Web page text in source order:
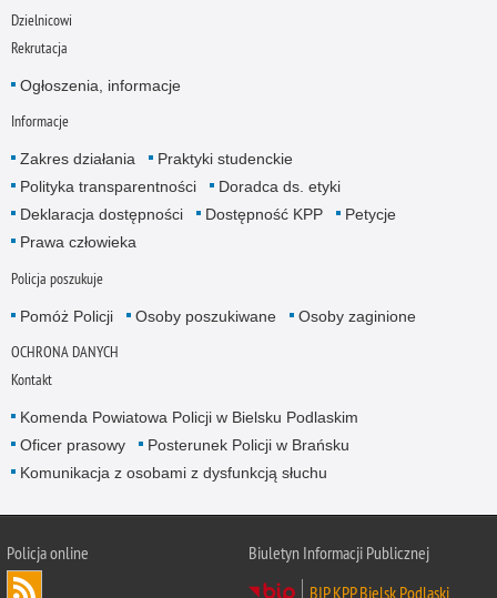
Dzielnicowi
Rekrutacja
Ogłoszenia, informacje
Informacje
Zakres działania
Praktyki studenckie
Polityka transparentności
Doradca ds. etyki
Deklaracja dostępności
Dostępność KPP
Petycje
Prawa człowieka
Policja poszukuje
Pomóż Policji Osoby poszukiwane Osoby zaginione
OCHRONA DANYCH
Kontakt
Komenda Powiatowa Policji w Bielsku Podlaskim
Oficer prasowy
Posterunek Policji w Brańsku
Komunikacja z osobami z dysfunkcją słuchu
Policja online
Biuletyn Informacji Publicznej
BIP KPP Bielsk Podlaski